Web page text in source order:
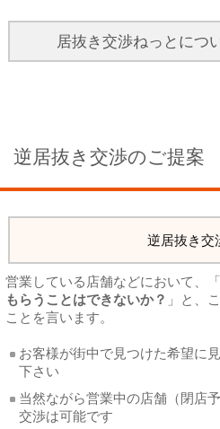
居抜き交渉ねっとにつ
逆居抜き交渉のご提案
逆居抜き交
営業している店舗などにおいて、「
もらうことはできないか？ 」と、
ことを言います。
お客様が街中で見つけた希望に
下さい
当然ながら営業中の店舗（閉店
交渉は可能です